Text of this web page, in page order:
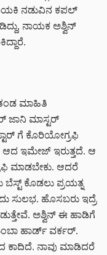
ನಡುವಿನ ಕಪಲ್
ನಾಯಕ ಅಶ್ವಿನ್
ಮಾಹಿತಿ
ಜಾನಿ ಮಾಸ್ಟರ್
ಗೆ ಕೊರಿಯೋಗ್ರಫಿ
ಆದ ಇಮೇಜ್ ಇರುತ್ತದೆ. ಆ
ಮಾಡಬೇಕು. ಆದರೆ
ಕೊಡಲು ಪ್ರಯತ್ನ
ಸುಲಭ. ಹೊಸಬರು ಇದ್ರೆ
ಅಶ್ವಿನ್ ಈ ಹಾಡಿಗೆ
ಹಾರ್ಡ್ ವರ್ಕರ್.
ನಾವು ಮಾಡಿದರೆ